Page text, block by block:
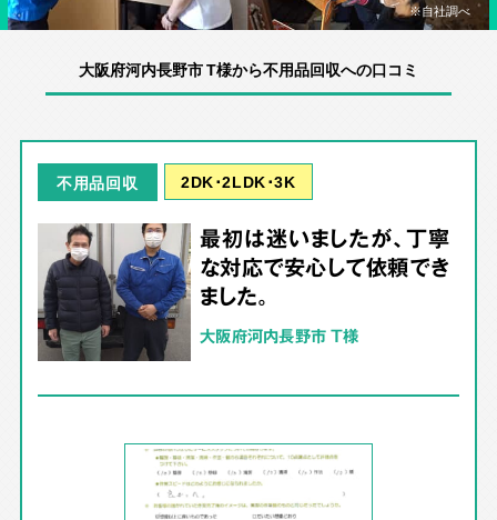
※自社調べ
大阪府河内長野市 T様から不用品回収への口コミ
不用品回収 2DK･2LDK･3K
最初は迷いましたが、丁寧
な対応で安心して依頼でき
ました。
大阪府河内長野市 T様